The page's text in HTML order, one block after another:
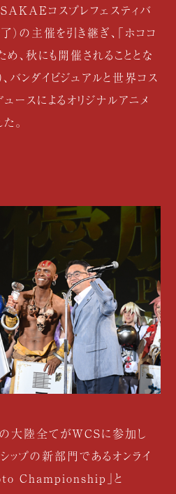
SAKAEコスプレフェスティバ
）の主催を引き継ぎ、「ホココ
、秋にも開催されることとな
バンダイビジュアルと世界コス
ースによるオリジナルアニメ
。
の大陸全てがWCSに参加し
ップの新部門であるオンライ
Championship」と